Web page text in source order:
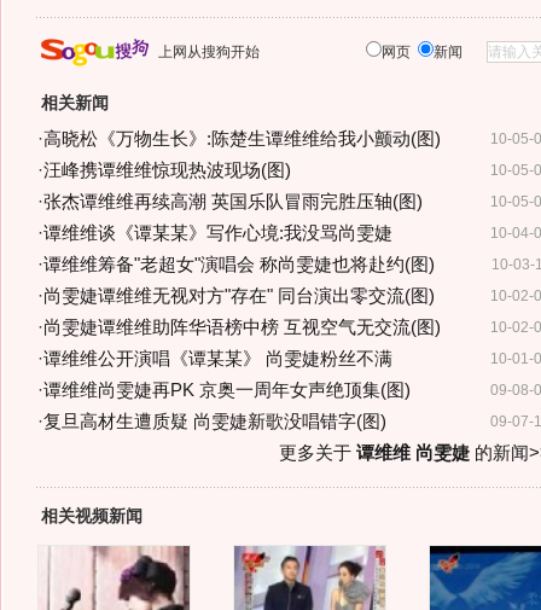
上网从搜狗开始 网页 新闻
相关新闻
10-05-
·高晓松《万物生长》:陈楚生谭维维给我小颤动(图)
10-05-
·汪峰携谭维维惊现热波现场(图)
10-05-
·张杰谭维维再续高潮 英国乐队冒雨完胜压轴(图)
10-04-
·谭维维谈《谭某某》写作心境:我没骂尚雯婕
10-03-
·谭维维筹备"老超女"演唱会 称尚雯婕也将赴约(图)
10-02-
·尚雯婕谭维维无视对方"存在" 同台演出零交流(图)
10-02-
·尚雯婕谭维维助阵华语榜中榜 互视空气无交流(图)
10-01-
·谭维维公开演唱《谭某某》 尚雯婕粉丝不满
09-08-
·谭维维尚雯婕再PK 京奥一周年女声绝顶集(图)
09-07-
·复旦高材生遭质疑 尚雯婕新歌没唱错字(图)
更多关于 谭维维 尚雯婕的新闻
相关视频新闻